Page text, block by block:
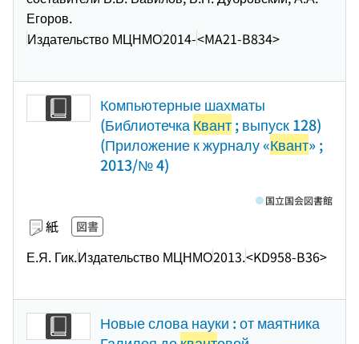
Егоров.
Издательство МЦНМО2014-<MA21-B834>
Компьютерные шахматы
(БиблиотечкаКвант; выпуск 128)
(Приложение к журналу «Квант» ;
2013/№ 4)
紙 図書
Е.Я. Гик.Издательство МЦНМО2013.<KD958-B36>
国立国会図書館
Новые слова науки : от маятника